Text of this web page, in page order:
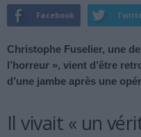
Facebook
Christophe Fuselier, une
l’horreur », vient d’être
d’une jambe après une
Il vivait « un